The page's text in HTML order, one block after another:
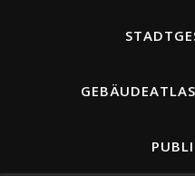
GEBÄUDEATLAS